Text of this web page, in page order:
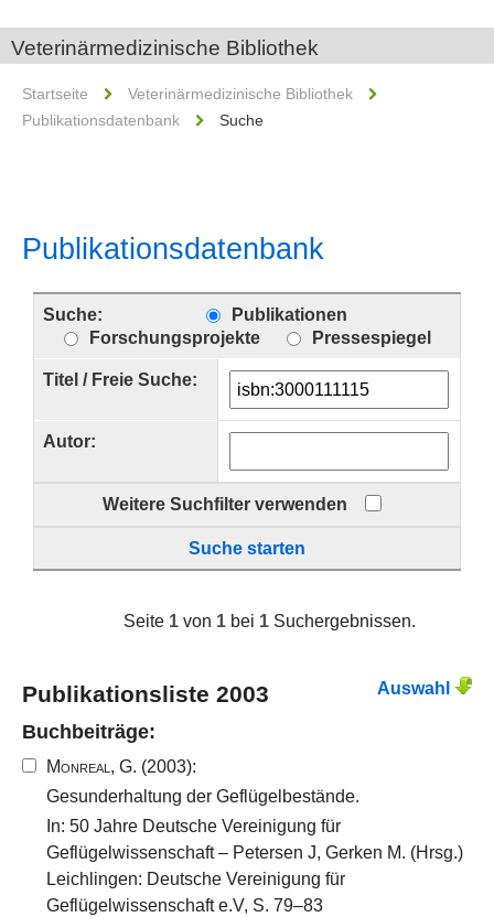
Veterinärmedizinische Bibliothek
Startseite
Veterinärmedizinische Bibliothek
Publikationsdatenbank
Suche
Publikationsdatenbank
Suche:
Publikationen
Forschungsprojekte
Pressespiegel
Titel / Freie Suche:
Autor:
Weitere Suchfilter verwenden
Suche starten
Seite 1von 1bei 1Suchergebnissen.
Auswahl
Publikationsliste 2003
Buchbeiträge:
Monreal, G. (2003):
Gesunderhaltung der Geflügelbestände.
In: 50 Jahre Deutsche Vereinigung für
Geflügelwissenschaft – Petersen J, Gerken M. (Hrsg.)
Leichlingen: Deutsche Vereinigung für
Geflügelwissenschaft e.V, S. 79–83